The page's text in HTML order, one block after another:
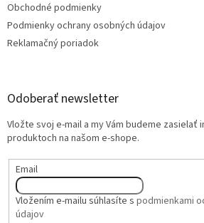
Obchodné podmienky
Podmienky ochrany osobných údajov
Reklamačný poriadok
Odoberať newsletter
Vložte svoj e-mail a my Vám budeme zasielať
produktoch na našom e-shope.
Email
Vložením e-mailu súhlasíte s podmienkami
údajov